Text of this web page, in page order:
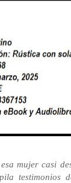
mujer casi
testimonios